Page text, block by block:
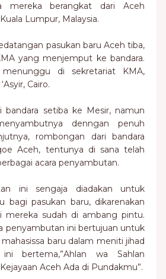
mereka berangkat dari Aceh
Lumpur, Malaysia.
pasukan baru Aceh tiba,
yang menjemput ke bandara.
menunggu di sekretariat KMA,
Cairo.
bandara setiba ke Mesir, namun
denngan penuh
rombongan dari bandara
Aceh, tentunya di sana telah
acara penyambutan.
ini sengaja diadakan untuk
bagi pasukan baru, dikarenakan
mereka sudah di ambang pintu.
penyambutan ini bertujuan untuk
baru dalam meniti jihad
bertema,”Ahlan wa Sahlan
Aceh Ada di Pundakmu”.